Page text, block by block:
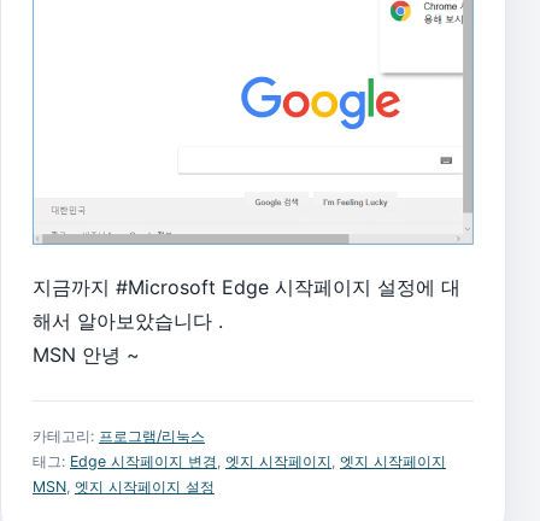
지금까지 #Microsoft Edge 시작페이지 설정에 대
해서 알아보았습니다 .
MSN 안녕 ~
카테고리: 프로그램/리눅스
태그: Edge 시작페이지 변경, 엣지 시작페이지, 엣지 시작페이지
MSN, 엣지 시작페이지 설정